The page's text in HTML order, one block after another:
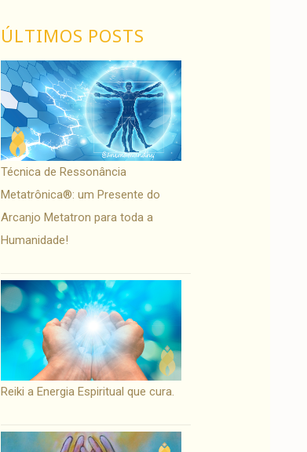
ÚLTIMOS POSTS
Técnica de Ressonância
Metatrônica®: um Presente do
Arcanjo Metatron para toda a
Humanidade!
Reiki a Energia Espiritual que cura.